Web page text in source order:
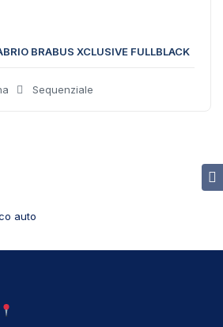
BRABUS XCLUSIVE FULLBLACK
Sequenziale
auto